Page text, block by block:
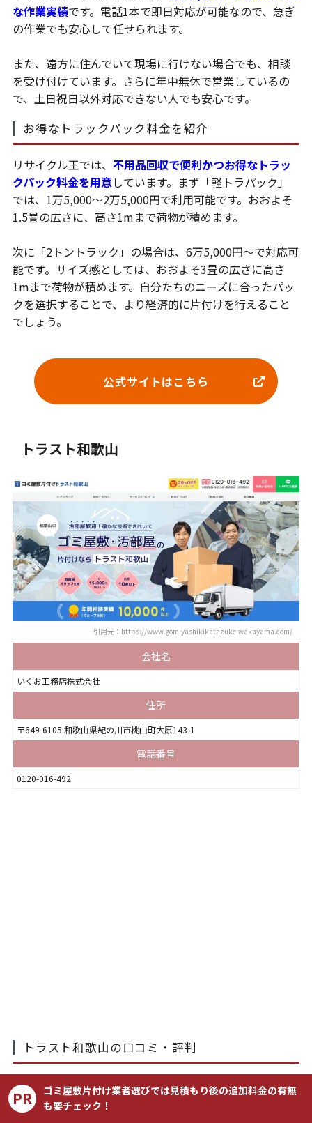
な作業実績です。電話1本で即日対応が可能なので、急ぎ
の作業でも安心して任せられます。
また、遠方に住んでいて現場に行けない場合でも、相談
を受け付けています。さらに年中無休で営業しているの
で、土日祝日以外対応できない人でも安心です。
お得なトラックパック料金を紹介
リサイクル王では、 不用品回収で便利かつお得なトラッ
クパック料金を用意しています。まず「軽トラパック」
では、1万5,000〜2万5,000円で利用可能です。おおよそ
1.5畳の広さに、高さ1mまで荷物が積めます。
次に「2トントラック」の場合は、6万5,000円〜で対応可
能です。サイズ感としては、おおよそ3畳の広さに高さ
1mまで荷物が積めます。自分たちのニーズに合ったパッ
クを選択することで、より経済的に片付けを行えること
でしょう。
公式サイトはこちら
トラスト和歌山
引用元：https://www.gomiyashikikatazuke-wakayama.com/
会社名
いくお工務店株式会社
住所
〒649-6105 和歌山県紀の川市桃山町大原143-1
電話番号
0120-016-492
トラスト和歌山の口コミ・評判
誠実な対応が好印象（ETSUMI OMAE）
PR
ゴミ屋敷片付け業者選びでは見積もり後の追加料金の有無
も要チェック！